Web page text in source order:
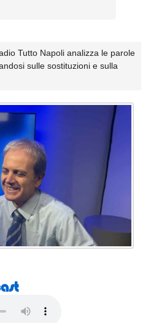
Tutto Napoli analizza le parole
sulle sostituzioni e sulla